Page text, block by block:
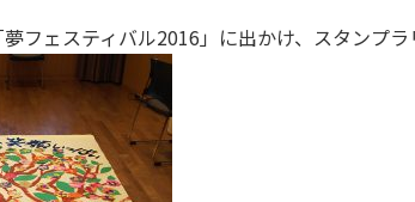
フェスティバル2016」に出かけ、スタンプラ